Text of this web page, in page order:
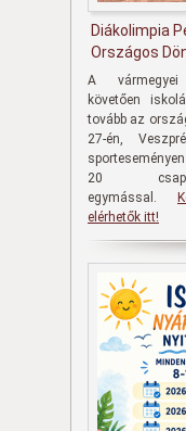
Diákolimpia
Országos
A
követően
tovább az
27-én,
20
egymással.
elérhetők itt!